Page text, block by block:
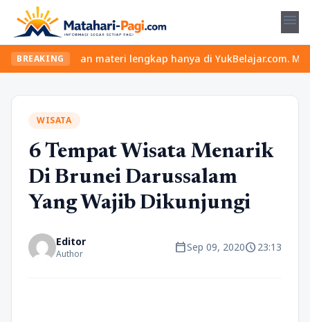
menu
BREAKING
seru dan materi lengkap hanya di YukBelajar.com. Mulai
WISATA
6 Tempat Wisata Menarik
Di Brunei Darussalam
Yang Wajib Dikunjungi
Editor
Author calendar_todaySep 09, 2020schedule23:13